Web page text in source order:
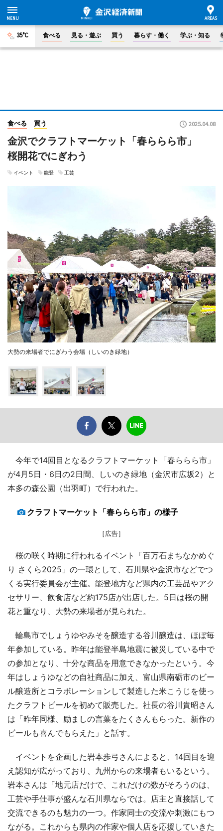
35°C 食べる 見る・遊ぶ 買う 暮らす・働く 学ぶ・知る
食べる 買う 2025.04.08
金沢でクラフトマーケット「春ららら市」
桜開花でにぎわう
イベント 能登 工芸
大勢の来場者でにぎわう会場（しいのき緑地）
今年で14回目となるクラフトマーケット「春ららら市」
が4月5日・6日の2日間、しいのき緑地（金沢市広坂2）と
本多の森公園（出羽町）で行われた。
クラフトマーケット「春ららら市」の様子
［広告］
桜の咲く時期に行われるイベント「百万石まちなかめぐ
り さくら2025」の一環として、石川県や金沢市などでつ
くる実行委員会が主催。能登地方など県内の工芸品やアク
セサリー、飲食店など約175店が出店した。5日は桜の開
花と重なり、大勢の来場者が見られた。
輪島市でしょうゆやみそを醸造する谷川醸造は、ほぼ毎
年参加している。昨年は能登半島地震に被災している中で
の参加となり、十分な商品を用意できなかったという。今
年はしょうゆなどの自社商品に加え、富山県南砺市のビー
ル醸造所とコラボレーションして製造した米こうじを使っ
たクラフトビールを初めて販売した。社長の谷川貴昭さん
は「昨年同様、励ましの言葉をたくさんもらった。新作の
ビールも喜んでもらえた」と話す。
イベントを企画した岩本歩弓さんによると、14回目を迎
え認知が広がっており、九州からの来場者もいるという。
岩本さんは「地元店だけで、これだけの数がそろうのは、
工芸や手仕事が盛んな石川県ならでは。店主と直接話して
交流できるのも魅力の一つ。作家同士の交流や刺激にもつ
ながる。これからも県内の作家や個人店を応援していきた